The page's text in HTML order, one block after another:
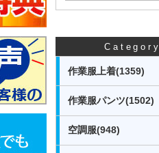
Category
作業服上着(1359)
作業服パンツ(1502)
空調服(948)